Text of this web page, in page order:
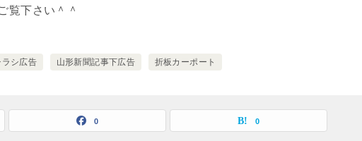
覧下さい＾＾
ラシ広告 山形新聞記事下広告 折板カーポート
0 0